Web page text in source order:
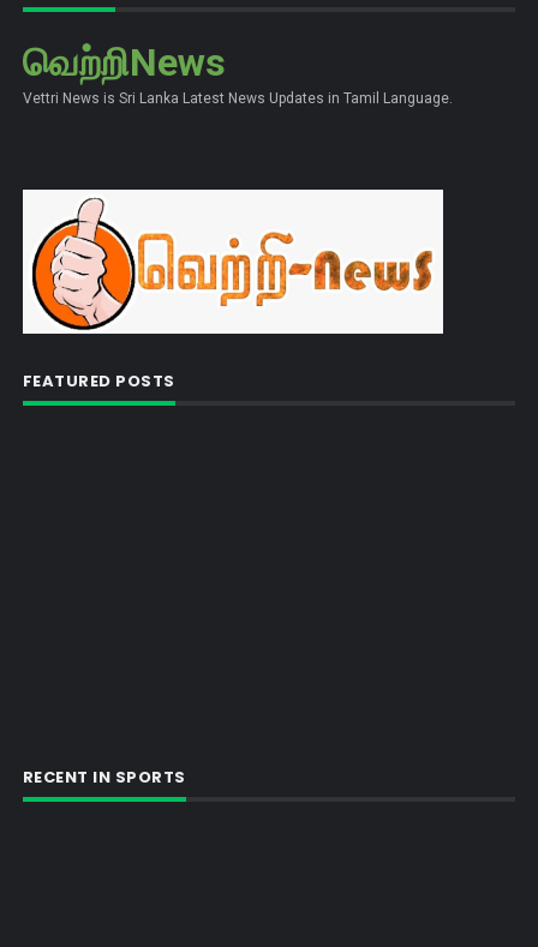
வெற்றிNews
Vettri News is Sri Lanka Latest News Updates in Tamil Language.
FEATURED POSTS
RECENT IN SPORTS